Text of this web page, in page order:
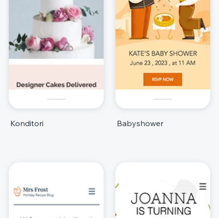
Konditori Babyshower